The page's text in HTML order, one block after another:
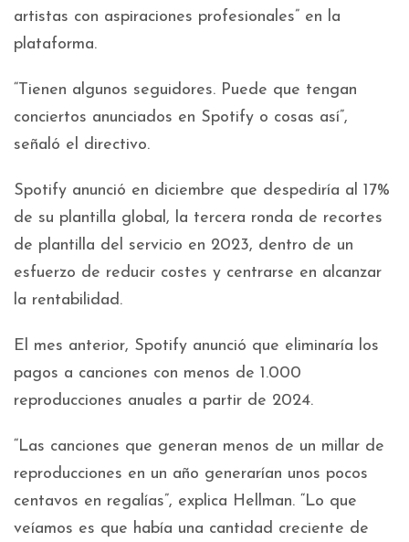
artistas con aspiraciones profesionales” en la
plataforma.
“Tienen algunos seguidores. Puede que tengan
conciertos anunciados en Spotify o cosas así”,
señaló el directivo.
Spotify anunció en diciembre que despediría al 17%
de su plantilla global, la tercera ronda de recortes
de plantilla del servicio en 2023, dentro de un
esfuerzo de reducir costes y centrarse en alcanzar
la rentabilidad.
El mes anterior, Spotify anunció que eliminaría los
pagos a canciones con menos de 1.000
reproducciones anuales a partir de 2024.
“Las canciones que generan menos de un millar de
reproducciones en un año generarían unos pocos
centavos en regalías”, explica Hellman. “Lo que
veíamos es que había una cantidad creciente de